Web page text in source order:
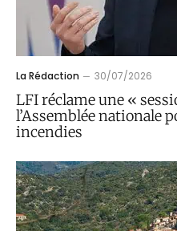
La Rédaction 30/07/2026
LFI réclame une «
l’Assemblée nationale
incendies